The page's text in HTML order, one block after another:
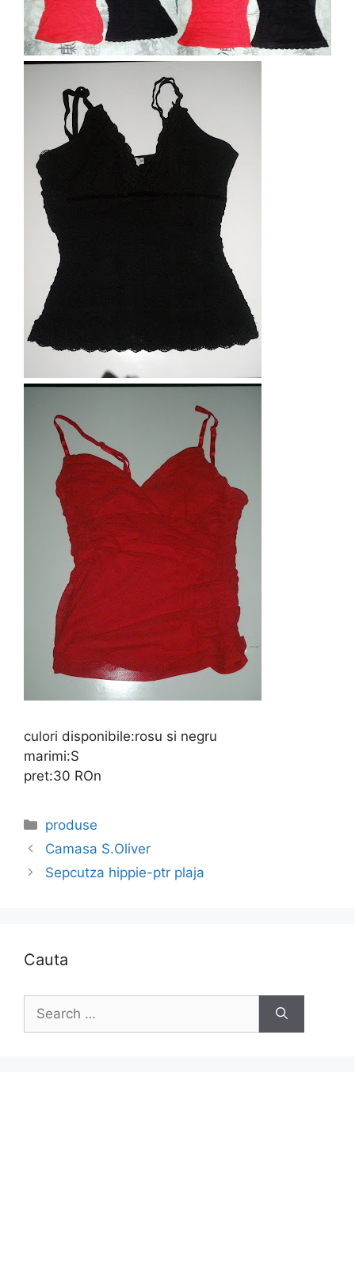
culori disponibile:rosu si negru
marimi:S
pret:30 ROn
Categories
produse
Camasa S.Oliver
Sepcutza hippie-ptr plaja
Cauta
for: